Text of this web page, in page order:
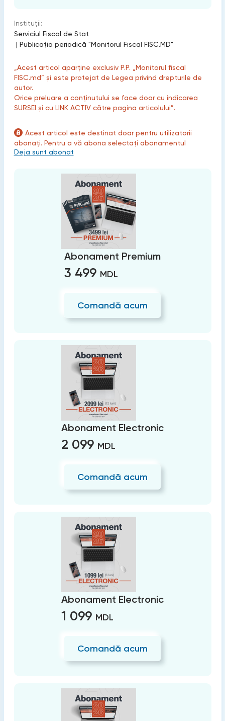
Instituții:
Serviciul Fiscal de Stat
| Publicaţia periodică "Monitorul Fiscal FISC.MD"
„Acest articol aparține exclusiv P.P. „Monitorul fiscal
FISC.md” și este protejat de Legea privind drepturile de
autor.
Orice preluare a conținutului se face doar cu indicarea
SURSEI și cu LINK ACTIV către pagina articolului”.
Acest articol este destinat doar pentru utilizatorii
abonați. Pentru a vă abona selectați abonamentul
Deja sunt abonat
Abonament Premium
3 499 MDL
Comandă acum
Abonament Electronic
2 099 MDL
Comandă acum
Abonament Electronic
1 099 MDL
Comandă acum